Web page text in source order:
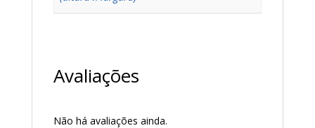
Avaliações
Não há avaliações ainda.